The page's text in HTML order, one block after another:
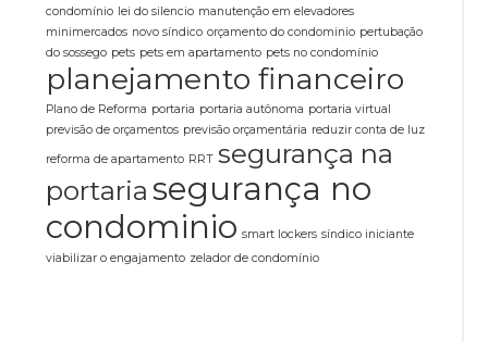
condomínio lei do silencio manutenção em elevadores
minimercados novo síndico orçamento do condominio pertubação
do sossego pets pets em apartamento pets no condomínio
planejamento financeiro
Plano de Reforma portaria portaria autônoma portaria virtual
previsão de orçamentos previsão orçamentária reduzir conta de luz
reforma de apartamento RRT segurança na
portaria segurança no
condominio smart lockers síndico iniciante
viabilizar o engajamento zelador de condomínio